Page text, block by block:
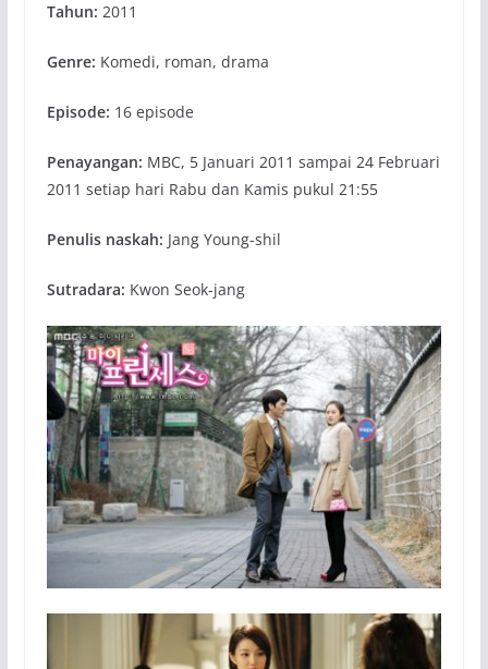
Tahun: 2011
Genre: Komedi, roman, drama
Episode: 16 episode
Penayangan: MBC, 5 Januari 2011 sampai 24 Februari
2011 setiap hari Rabu dan Kamis pukul 21:55
Penulis naskah: Jang Young-shil
Sutradara: Kwon Seok-jang